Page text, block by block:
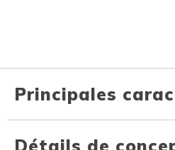
Principales
Détails de